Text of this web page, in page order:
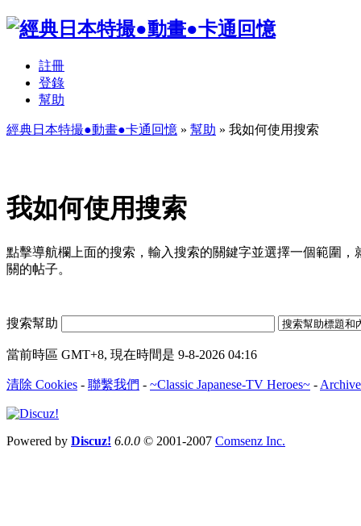
註冊
登錄
幫助
經典日本特撮●動畫●卡通回憶 » 幫助 » 我如何使用搜索
我如何使用搜索
點擊導航欄上面的搜索，輸入搜索的關鍵字並選擇一個範圍
關的帖子。
搜索幫助
當前時區 GMT+8, 現在時間是 9-8-2026 04:16
清除 Cookies - 聯繫我們 - ~Classic Japanese-TV Heroes~ -
Powered by Discuz! 6.0.0 © 2001-2007 Comsenz Inc.